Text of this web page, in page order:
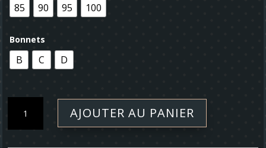
85 90 95 100
Bonnets
B C D
Nuisette
AJOUTER AU PANIER